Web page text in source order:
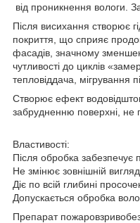
від проникнення вологи.
Після висихання створює
покриття, що сприяє
фасадів, значному
чутливості до циклів
тепловіддача, мігрування
Створює ефект
забрудненню поверхні, не
Властивості:
Після обробка забезпечує
Не змінює зовнішній
Діє по всій глибині
Допускається обробка
Препарат